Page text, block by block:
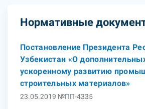
Нормативные
Постановление Президента
Узбекистан «О
ускоренному развитию
строительных материалов»
23.05.2019 №ПП-4335